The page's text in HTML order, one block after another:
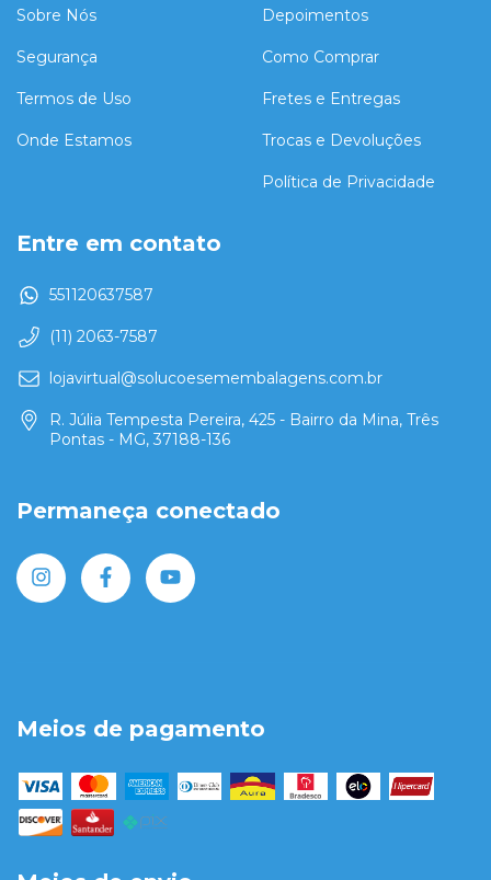
Sobre Nós
Segurança
Termos de Uso
Onde Estamos
Depoimentos
Como Comprar
Fretes e Entregas
Trocas e Devoluções
Política de Privacidade
Entre em contato
551120637587
(11) 2063-7587
lojavirtual@solucoesemembalagens.com.br
R. Júlia Tempesta Pereira, 425 - Bairro da Mina, Três
Pontas - MG, 37188-136
Permaneça conectado
Meios de pagamento